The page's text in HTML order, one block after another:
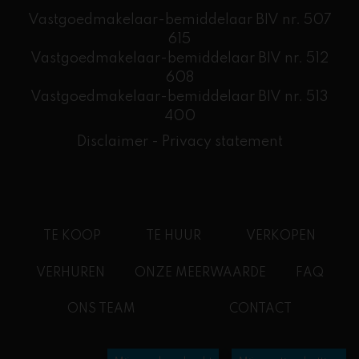
Vastgoedmakelaar-bemiddelaar BIV nr. 507
615
Vastgoedmakelaar-bemiddelaar BIV nr. 512
608
​Vastgoedmakelaar-bemiddelaar BIV nr. 513
400
Disclaimer - Privacy statement
TE KOOP TE HUUR VERKOPEN
VERHUREN ONZE MEERWAARDE FAQ
ONS TEAM CONTACT